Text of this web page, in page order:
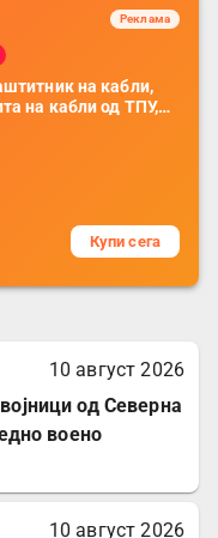
Реклама
на кабли,
на кабли од ТПУ,
на кабли, без
телефони, комплет
Купи сега
10 август 2026
од Северна
воено
10 август 2026